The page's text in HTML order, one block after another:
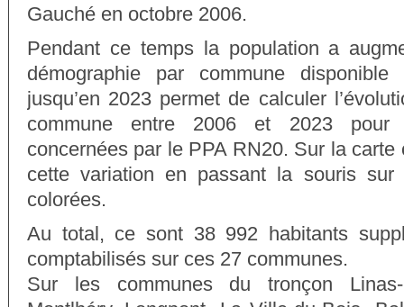
Gauché en octobre 2006.
Pendant ce temps la population a
démographie par commune
jusqu’en 2023 permet de calculer
commune entre 2006 et 2023 pour
concernées par le PPA RN20. Sur la
cette variation en passant la souris sur
colorées.
Au total, ce sont 38 992 habitants
comptabilisés sur ces 27 communes.
Sur les communes du tronçon Linas-